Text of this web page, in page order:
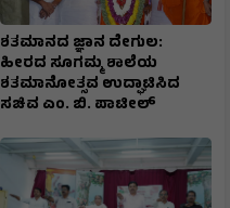
ಶತಮಾನದ ಜ್ಞಾನ ದೇಗುಲ:
ಹೀರದ ಸೂಗಮ್ಮ ಶಾಲೆಯ
ಶತಮಾನೋತ್ಸವ ಉದ್ಘಾಟಿಸಿದ
ಸಚಿವ ಎಂ. ಬಿ. ಪಾಟೀಲ್